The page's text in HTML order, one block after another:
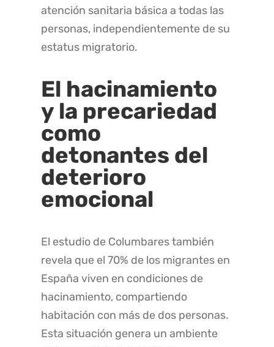
atención sanitaria básica a todas las
personas, independientemente de su
estatus migratorio.
El hacinamiento
y la precariedad
como
detonantes del
deterioro
emocional
El estudio de Columbares también
revela que el 70% de los migrantes en
España viven en condiciones de
hacinamiento, compartiendo
habitación con más de dos personas.
Esta situación genera un ambiente